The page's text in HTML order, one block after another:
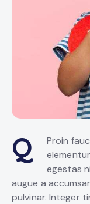
Q
Proin
egestas
augue a
pulvinar. Integer